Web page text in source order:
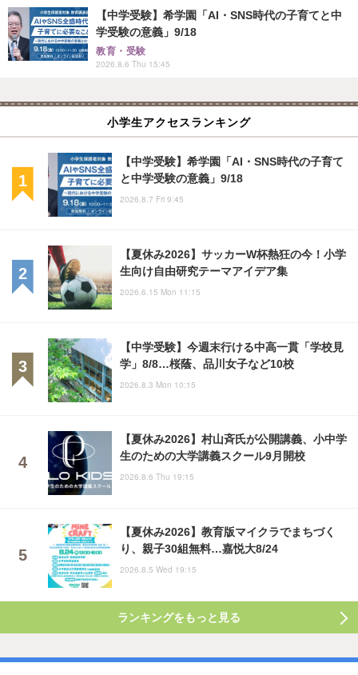
【中学受験】希学園「AI・SNS時代の子育てと中
学受験の意義」9/18
教育・受験
2026.8.6 Thu 15:45
小学生アクセスランキング
【中学受験】希学園「AI・SNS時代の子育て
と中学受験の意義」9/18
2026.8.7 Fri 9:45
【夏休み2026】サッカーW杯熱狂の今！小学
生向け自由研究テーマアイデア集
2026.6.15 Mon 11:15
【中学受験】今週末行ける中高一貫「学校見
学」8/8…桜蔭、品川女子など10校
2026.8.3 Mon 10:15
【夏休み2026】村山斉氏が公開講義、小中学
生のための大学講義スクール9月開校
2026.8.6 Thu 19:15
【夏休み2026】教育版マイクラでまちづく
り、親子30組無料…嘉悦大8/24
2026.8.5 Wed 19:15
ランキングをもっと見る